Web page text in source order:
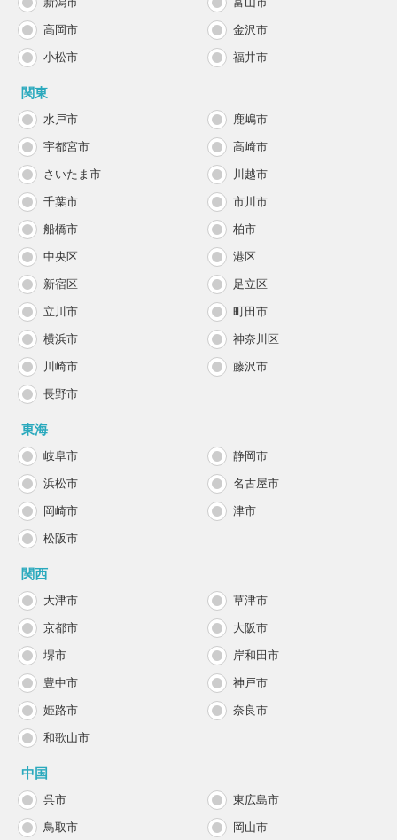
高岡市 金沢市
小松市 福井市
関東
水戸市 鹿嶋市
宇都宮市 高崎市
さいたま市 川越市
千葉市 市川市
船橋市 柏市
中央区 港区
新宿区 足立区
立川市 町田市
横浜市 神奈川区
川崎市 藤沢市
長野市
東海
岐阜市 静岡市
浜松市 名古屋市
岡崎市 津市
松阪市
関西
大津市 草津市
京都市 大阪市
堺市 岸和田市
豊中市 神戸市
姫路市 奈良市
和歌山市
中国
呉市 東広島市
鳥取市 岡山市